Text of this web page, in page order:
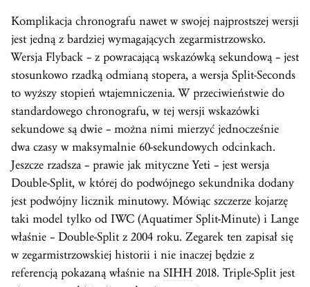
Komplikacja chronografu nawet w swojej najprostszej wersji
jest jedną z bardziej wymagających zegarmistrzowsko.
Wersja Flyback – z powracającą wskazówką sekundową – jest
stosunkowo rzadką odmianą stopera, a wersja Split-Seconds
to wyższy stopień wtajemniczenia. W przeciwieństwie do
standardowego chronografu, w tej wersji wskazówki
sekundowe są dwie – można nimi mierzyć jednocześnie
dwa czasy w maksymalnie 60-sekundowych odcinkach.
Jeszcze rzadsza – prawie jak mityczne Yeti – jest wersja
Double-Split, w której do podwójnego sekundnika dodany
jest podwójny licznik minutowy. Mówiąc szczerze kojarzę
taki model tylko od IWC (Aquatimer Split-Minute) i Lange
właśnie – Double-Split z 2004 roku. Zegarek ten zapisał się
w zegarmistrzowskiej historii i nie inaczej będzie z
referencją pokazaną właśnie na SIHH 2018. Triple-Split jest